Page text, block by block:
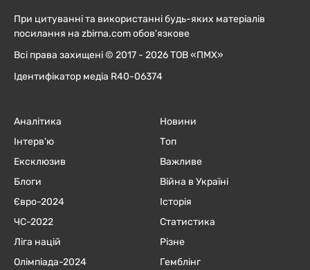
При цитуванні та використанні будь-яких матеріалів
посилання на zbirna.com обов'язкове
Всі права захищені © 2017 - 2026 ТОВ «ПМХ»
Ідентифікатор медіа R40-06374
Аналітика
Інтерв'ю
Ексклюзив
Блоги
Євро-2024
ЧC-2022
Ліга націй
Олімпіада-2024
Новини
Топ
Важливе
Війна в Україні
Історія
Статистика
Різне
Гемблінг